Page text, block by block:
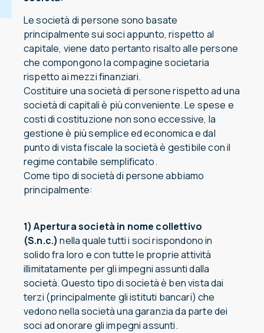
Le società di persone sono basate
principalmente sui soci appunto, rispetto al
capitale, viene dato pertanto risalto alle persone
che compongono la compagine societaria
rispetto ai mezzi finanziari.
Costituire una società di persone rispetto ad una
società di capitali è più conveniente. Le spese e
costi di costituzione non sono eccessive, la
gestione è più semplice ed economica e dal
punto di vista fiscale la società è gestibile con il
regime contabile semplificato.
Come tipo di società di persone abbiamo
principalmente:
1) Apertura società in nome collettivo
(S.n.c.) nella quale tutti i soci rispondono in
solido fra loro e con tutte le proprie attività
illimitatamente per gli impegni assunti dalla
società. Questo tipo di società è ben vista dai
terzi (principalmente gli istituti bancari) che
vedono nella società una garanzia da parte dei
soci ad onorare gli impegni assunti.